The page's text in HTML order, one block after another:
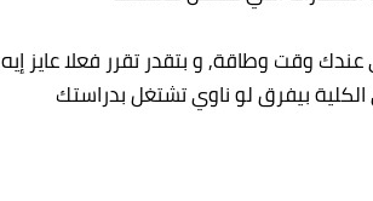
وقت وطاقة, و بتقدر تقرر فعلا عايز إيه
بيفرق لو ناوي تشتغل بدراستك